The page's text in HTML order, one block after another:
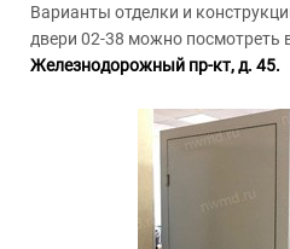
Варианты отделки и
двери 02-38 можно
Железнодорожный пр-кт, д. 45.